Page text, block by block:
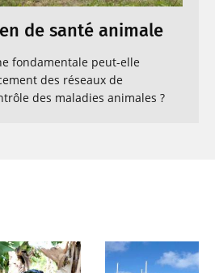
de santé animale
fondamentale peut-elle
des réseaux de
des maladies animales ?